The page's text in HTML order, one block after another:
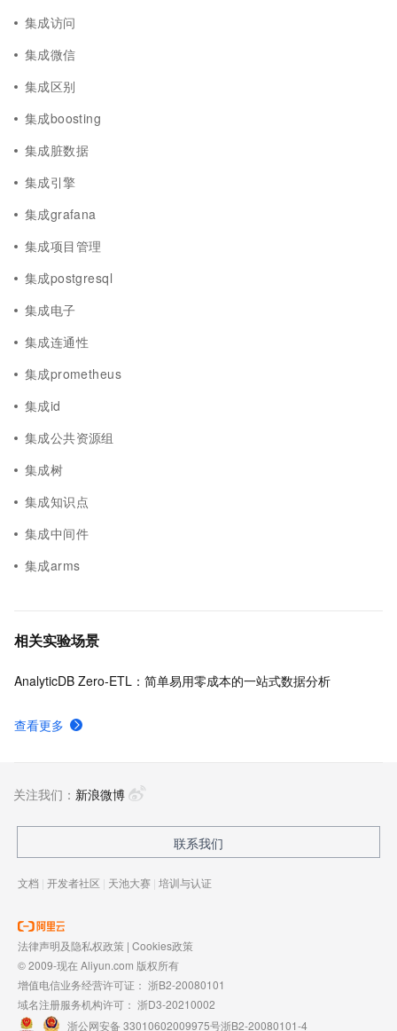
集成访问
集成微信
集成区别
集成boosting
集成脏数据
集成引擎
集成grafana
集成项目管理
集成postgresql
集成电子
集成连通性
集成prometheus
集成id
集成公共资源组
集成树
集成知识点
集成中间件
集成arms
相关实验场景
AnalyticDB Zero-ETL：简单易用零成本的一站式数据分析
查看更多
关注我们： 新浪微博
联系我们
文档 | 开发者社区 | 天池大赛 | 培训与认证
法律声明及隐私权政策 | Cookies政策
© 2009-现在 Aliyun.com 版权所有
增值电信业务经营许可证： 浙B2-20080101
域名注册服务机构许可： 浙D3-20210002
浙公网安备 33010602009975号浙B2-20080101-4